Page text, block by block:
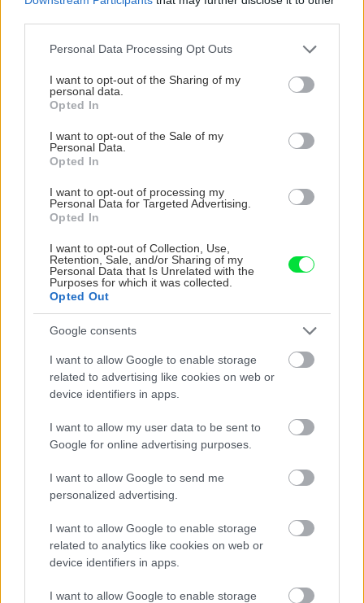
Please note that this website/app uses one or more Google
not limited to your visit or usage behaviour. You may click to
grant or deny consent to Google and its third-party tags to
use your data for below specified purposes in below Google
consent section.
Personal Data Processing Opt Outs
I want to opt-out of the Sharing of my
personal data.
Opted In
I want to opt-out of the Sale of my
Personal Data.
Opted In
I want to opt-out of processing my
Personal Data for Targeted Advertising.
Opted In
I want to opt-out of Collection, Use,
Retention, Sale, and/or Sharing of my
Personal Data that Is Unrelated with the
Purposes for which it was collected.
Opted Out
Google consents
I want to allow Google to enable storage
related to advertising like cookies on web or
device identifiers in apps.
I want to allow my user data to be sent to
Google for online advertising purposes.
I want to allow Google to send me
personalized advertising.
I want to allow Google to enable storage
related to analytics like cookies on web or
device identifiers in apps.
I want to allow Google to enable storage
Na čelné hrany škároviek nanesieme lepidlo a všetky
tri spojíme dvomi doskami priskrutkovanými zo
spodnej strany.|Zdroj: Marian Drobnica